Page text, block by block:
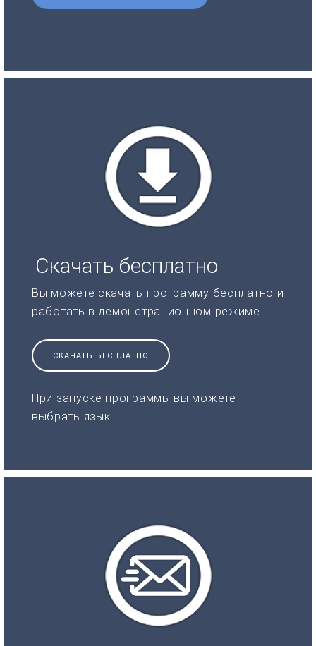
Скачать бесплатно
Вы можете скачать программу бесплатно и
работать в демонстрационном режиме
СКАЧАТЬ БЕСПЛАТНО
При запуске программы вы можете
выбрать язык.